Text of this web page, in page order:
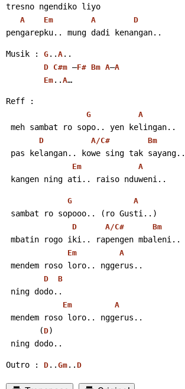
tresno ngendiko liyo
A Em A D
pengarepku.. mung dadi kenangan..
Musik : G .. A ..
D C#m –F# Bm A–A
Em .. A…
Reff :
G A
meh sambat ro sopo.. yen kelingan..
D A/C# Bm
pas kelangan.. kowe sing tak sayang..
Em A
kangen ning ati.. raiso nduweni..
G A
sambat ro sopooo.. (ro Gusti..)
D A/C# Bm
mbatin rogo iki.. rapengen mbaleni..
Em A
mendem roso loro.. nggerus..
D B
ning dodo..
Em A
mendem roso loro.. nggerus..
       (
D)
ning dodo..
Outro : D .. Gm .. D